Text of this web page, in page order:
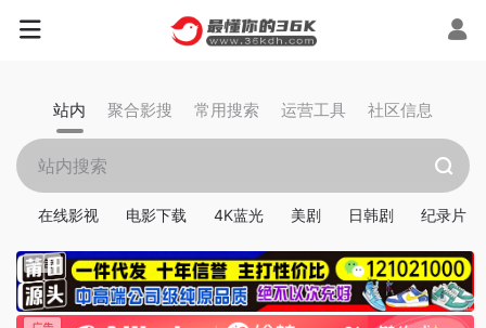
站内 聚合影搜 常用搜索 运营工具 社区信息
在线影视 电影下载 4K蓝光 美剧 日韩剧 纪录片